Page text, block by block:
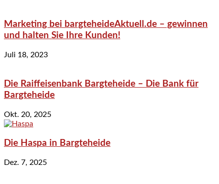
Marketing bei bargteheideAktuell.de – gewinnen
und halten Sie Ihre Kunden!
Juli 18, 2023
Die Raiffeisenbank Bargteheide – Die Bank für
Bargteheide
Okt. 20, 2025
Die Haspa in Bargteheide
Dez. 7, 2025